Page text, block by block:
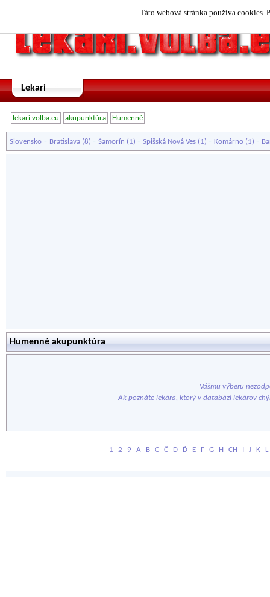
Táto webová stránka používa cookies.
Lekari
lekari.volba.eu akupunktúra Humenné
Slovensko - Bratislava (8) - Šamorín (1) - Spišská Nová Ves (1) - Komárno (1) -
Humenné akupunktúra
Vášmu výberu
Ak poznáte lekára, ktorý v databázi lekárov
1 2 9 A B C Č D Ď E F G H CH I J K L